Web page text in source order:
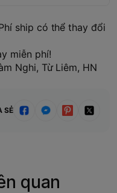
ship có thể thay đổi
miễn phí!
Nghi, Từ Liêm, HN
SẺ
quan